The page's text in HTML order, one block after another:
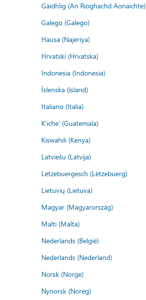
Gàidhlig (An Rìoghachd Aonaichte)
Galego (Galego)
Hausa (Najeriya)
Hrvatski (Hrvatska)
Indonesia (Indonesia)
Íslenska (ísland)
Italiano (Italia)
K'iche' (Guatemala)
Kiswahili (Kenya)
Latviešu (Latvija)
Lëtzebuergesch (Lëtzebuerg)
Lietuvių (Lietuva)
Magyar (Magyarország)
Malti (Malta)
Nederlands (België)
Nederlands (Nederland)
Norsk (Norge)
Nynorsk (Noreg)